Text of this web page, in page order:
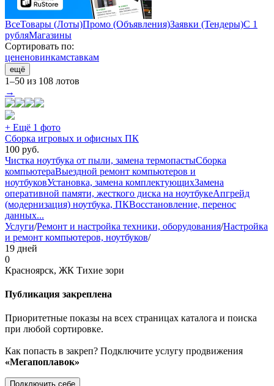
ВсеТовары (Лоты)Промо (Объявления)Заявки (Тендеры)С 1
рубляМагазины
Сортировать по:
цененовинкамставкам
ещё
1–50 из 108 лотов
→
+ Ещё 1 фото
Сборка игровых и офисных ПК
100 руб.
Чистка ноутбука от пыли, замена термопастыСборка
компьютераВыездной ремонт компьютеров и
ноутбуковУстановка, замена комплектующихЗамена
оперативной памяти, жесткого диска на ноутбукеАпгрейд
(модернизация) ноутбука, ПКВосстановление, перенос
данных...
Услуги/Ремонт и настройка техники, оборудования/Настройка
и ремонт компьютеров, ноутбуков/
19 дней
0
Красноярск, ЖК Тихие зори
Публикация закреплена
Приоритетные показы на всех страницах каталога и поиска
при любой сортировке.
Как попасть в закреп? Подключите услугу продвижения
«Мегапоплавок»
Подключить себе